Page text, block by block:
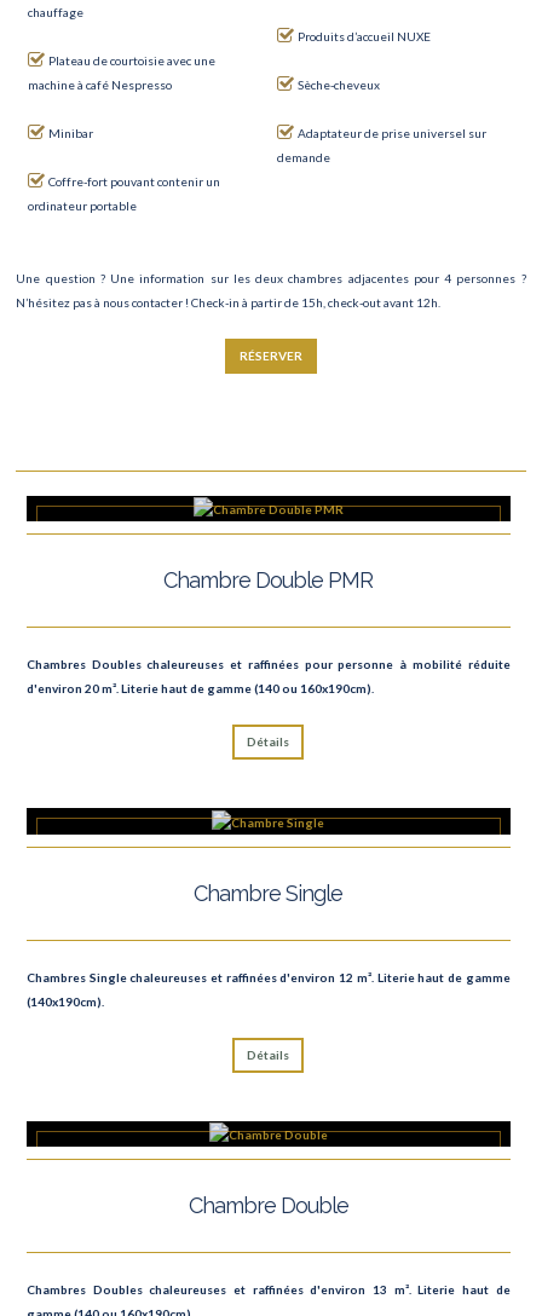
chauffage
Plateau de courtoisie avec une
machine à café Nespresso
Minibar
Coffre-fort pouvant contenir un
ordinateur portable
Produits d’accueil NUXE
Sèche-cheveux
Adaptateur de prise universel sur
demande
Une question ? Une information sur les deux chambres adjacentes pour 4 personnes ?
N’hésitez pas à nous contacter ! Check-in à partir de 15h, check-out avant 12h.
RÉSERVER
Chambre Double PMR
Chambres Doubles chaleureuses et raffinées pour personne à mobilité réduite
d'environ 20 m². Literie haut de gamme (140 ou 160x190cm).
Détails
Chambre Single
Chambres Single chaleureuses et raffinées d'environ 12 m². Literie haut de gamme
(140x190cm).
Détails
Chambre Double
Chambres Doubles chaleureuses et raffinées d'environ 13 m². Literie haut de